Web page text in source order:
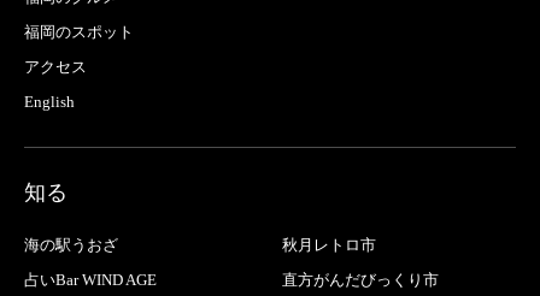
福岡のスポット
アクセス
English
知る
海の駅うおざ
秋月レトロ市
占いBar WIND AGE
直方がんだびっくり市